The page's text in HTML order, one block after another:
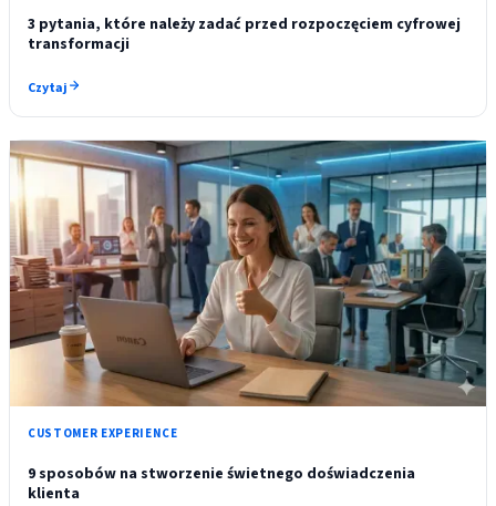
3 pytania, które należy zadać przed rozpoczęciem cyfrowej
transformacji
Czytaj
CUSTOMER EXPERIENCE
9 sposobów na stworzenie świetnego doświadczenia
klienta